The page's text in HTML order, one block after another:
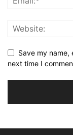
Save my name,
next time I